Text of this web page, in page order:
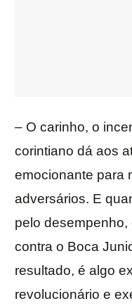
– O carinho, o
corintiano dá aos
emocionante para
adversários. E
pelo
contra o Boca
resultado, é algo
revolucionário e